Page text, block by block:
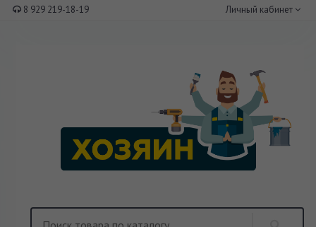
8 929 219-18-19 Личный кабинет